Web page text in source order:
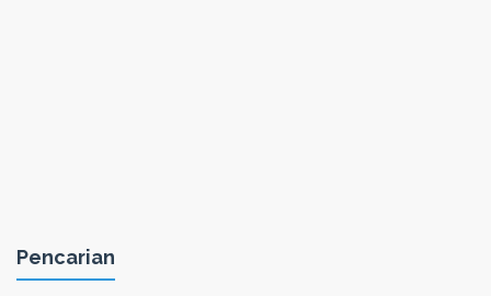
Pencarian